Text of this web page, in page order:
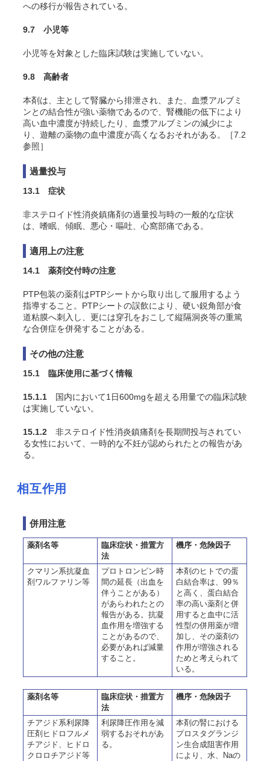
への移行が報告されている。
9.7 小児等
小児等を対象とした臨床試験は実施していない。
9.8 高齢者
本剤は、主として腎臓から排泄され、また、血漿アルブミ
ンとの結合性が強い薬物であるので、腎機能の低下により
高い血中濃度が持続したり、血漿アルブミンの減少によ
り、遊離の薬物の血中濃度が高くなるおそれがある。［7.2
参照］
過量投与
13.1 症状
非ステロイド性消炎鎮痛剤の過量投与時の一般的な症状
は、嗜眠、傾眠、悪心・嘔吐、心窩部痛である。
適用上の注意
14.1 薬剤交付時の注意
PTP包装の薬剤はPTPシートから取り出して服用するよう
指導すること。PTPシートの誤飲により、硬い鋭角部が食
道粘膜へ刺入し、更には穿孔をおこして縦隔洞炎等の重篤
な合併症を併発することがある。
その他の注意
15.1 臨床使用に基づく情報
15.1.1 国内において1日600mgを超える用量での臨床試験
は実施していない。
15.1.2 非ステロイド性消炎鎮痛剤を長期間投与されてい
る女性において、一時的な不妊が認められたとの報告があ
る。
相互作用
併用注意
薬剤名等
臨床症状・措置方
法
機序・危険因子
クマリン系抗凝血
剤ワルファリン等
プロトロンビン時
間の延長（出血を
伴うことがある）
があらわれたとの
報告がある。抗凝
血作用を増強する
ことがあるので、
必要があれば減量
すること。
本剤のヒトでの蛋
白結合率は、99％
と高く、蛋白結合
率の高い薬剤と併
用すると血中に活
性型の併用薬が増
加し、その薬剤の
作用が増強される
ためと考えられて
いる。
薬剤名等
臨床症状・措置方
法
機序・危険因子
チアジド系利尿降
圧剤ヒドロフルメ
チアジド、ヒドロ
クロロチアジド等
利尿降圧作用を減
弱するおそれがあ
る。
本剤の腎における
プロスタグランジ
ン生合成阻害作用
により、水、Naの